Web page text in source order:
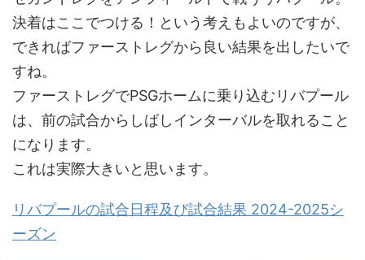
決着はここでつける！という考えもよいのですが、
できればファーストレグから良い結果を出したいで
すね。
ファーストレグでPSGホームに乗り込むリバプール
は、前の試合からしばしインターバルを取れること
になります。
これは実際大きいと思います。
リバプールの試合日程及び試合結果 2024-2025シ
ーズン